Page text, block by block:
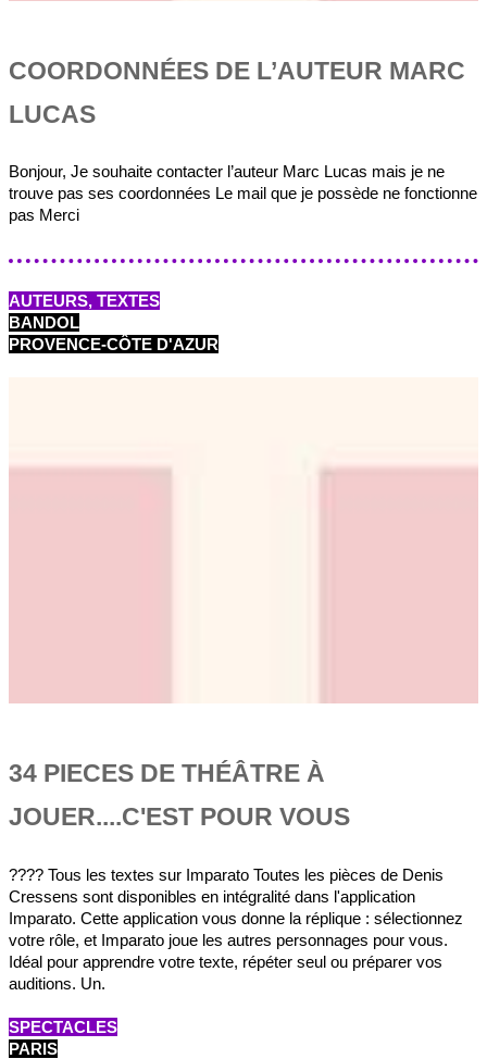
COORDONNÉES DE L’AUTEUR MARC
LUCAS
Bonjour, Je souhaite contacter l’auteur Marc Lucas mais je ne
trouve pas ses coordonnées Le mail que je possède ne fonctionne
pas Merci
AUTEURS, TEXTES
BANDOL
PROVENCE-CÔTE D'AZUR
34 PIECES DE THÉÂTRE À
JOUER....C'EST POUR VOUS
???? Tous les textes sur Imparato Toutes les pièces de Denis
Cressens sont disponibles en intégralité dans l'application
Imparato. Cette application vous donne la réplique : sélectionnez
votre rôle, et Imparato joue les autres personnages pour vous.
Idéal pour apprendre votre texte, répéter seul ou préparer vos
auditions. Un.
SPECTACLES
PARIS